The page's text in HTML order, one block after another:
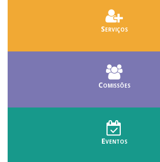
Serviços
Comissões
Eventos